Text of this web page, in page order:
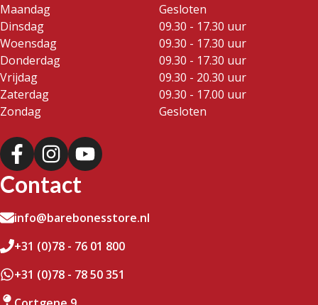
Maandag
Gesloten
Dinsdag
09.30 - 17.30 uur
Woensdag
09.30 - 17.30 uur
Donderdag
09.30 - 17.30 uur
Vrijdag
09.30 - 20.30 uur
Zaterdag
09.30 - 17.00 uur
Zondag
Gesloten
Contact
info@barebonesstore.nl
+31 (0)78 - 76 01 800
+31 (0)78 - 78 50 351